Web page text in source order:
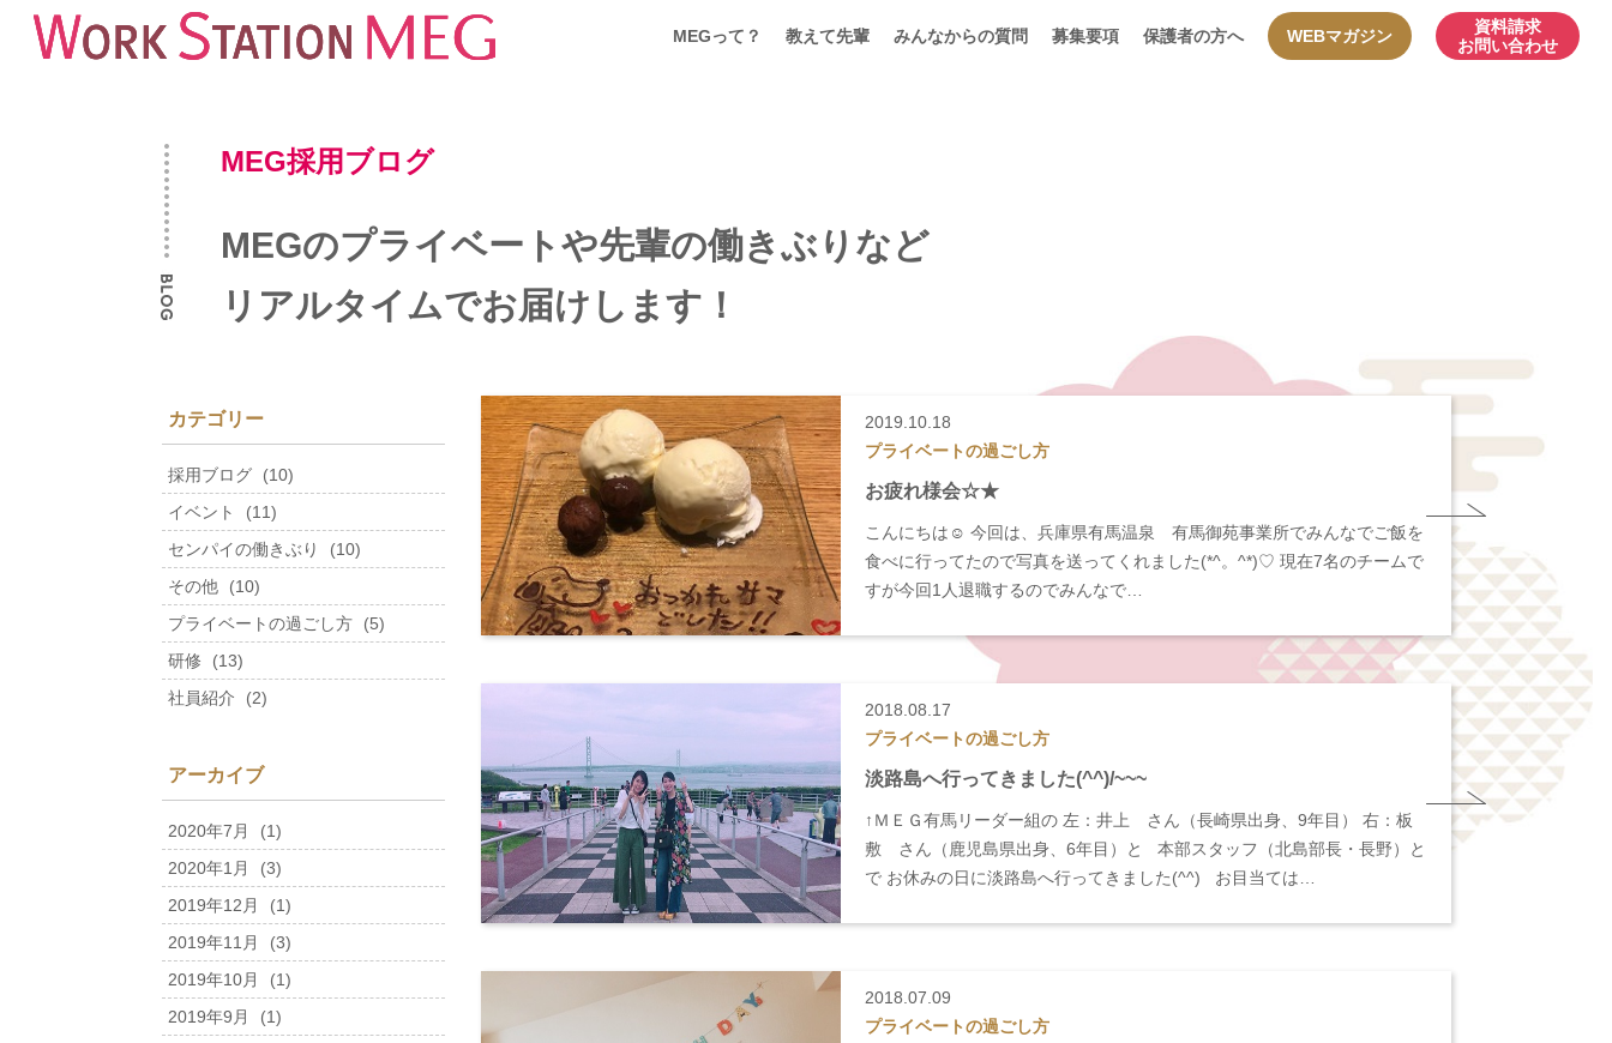
MEGって？ 教えて先輩 みんなからの質問 募集要項 保護者の方へ WEBマガジン
資料請求
お問い合わせ
MEG採用ブログ
MEGのプライベートや先輩の働きぶりなど
リアルタイムでお届けします！
2019.10.18
プライベートの過ごし方
お疲れ様会☆★
こんにちは☺ 今回は、兵庫県有馬温泉 有馬御苑事業所でみんなでご飯を
食べに行ってたので写真を送ってくれました(*^。^*)♡ 現在7名のチームで
すが今回1人退職するのでみんなで…
2018.08.17
プライベートの過ごし方
淡路島へ行ってきました(^^)/~~~
↑ＭＥＧ有馬リーダー組の 左：井上 さん（長崎県出身、9年目） 右：板
敷 さん（鹿児島県出身、6年目）と 本部スタッフ（北島部長・長野）と
で お休みの日に淡路島へ行ってきました(^^) お目当ては…
2018.07.09
プライベートの過ごし方
カテゴリー
採用ブログ
(10)
イベント
(11)
センパイの働きぶり
(10)
その他
(10)
プライベートの過ごし方
(5)
研修
(13)
社員紹介
(2)
アーカイブ
2020年7月
(1)
2020年1月
(3)
2019年12月
(1)
2019年11月
(3)
2019年10月
(1)
2019年9月
(1)